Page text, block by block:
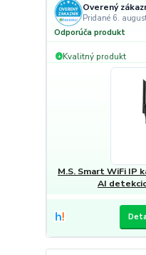
Overený
Pridané 6.
Odporúča produkt
+ Kvalitný produkt
M.S. Smart WiFi IP
AI